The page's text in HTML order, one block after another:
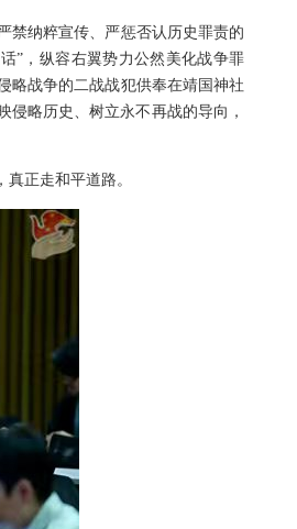
禁纳粹宣传、严惩否认历史罪责的
”，纵容右翼势力公然美化战争罪
略战争的二战战犯供奉在靖国神社
略历史、树立永不再战的导向，
正走和平道路。